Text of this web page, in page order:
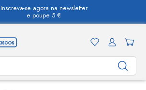
Inscreva-se agora na newsletter
e poupe 5 €